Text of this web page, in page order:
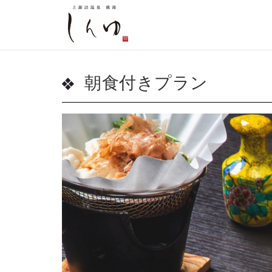
朝食付きプラン